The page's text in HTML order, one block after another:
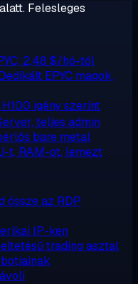
Felesleges
2,48 $/hó-tól
EPYC magok,
igény szerint
teljes admin
bare metal
t, RAM-ot, lemezt
össze az RDP
IP-ken
trading asztal